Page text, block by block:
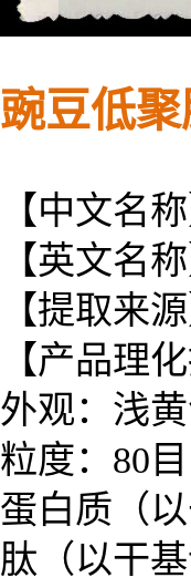
豌豆低
【中文名
【英文名
【提取来
【产品理
外观：浅
粒度：80目
蛋白质（
肽（以干